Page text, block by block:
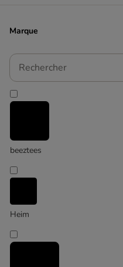
Marque
Rechercher
beeztees
Heim